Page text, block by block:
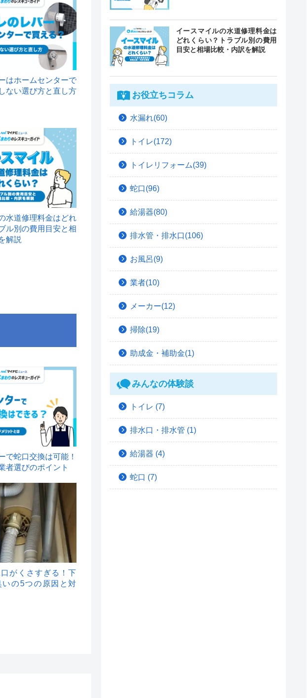
はホームセンターで
ない選び方と直し方
水道修理料金はどれ
ル別の費用目安と相
解説
で蛇口交換は可能！
者選びのポイント
がくさすぎる！下
いの5つの原因と対
イースマイルの水道修理料金は
どれくらい？トラブル別の費用
目安と相場比較・内訳を解説
お役立ちコラム
水漏れ(60)
トイレ(172)
トイレリフォーム(39)
蛇口(96)
給湯器(80)
排水管・排水口(106)
お風呂(9)
業者(10)
メーカー(12)
掃除(19)
助成金・補助金(1)
みんなの体験談
トイレ (7)
排水口・排水管 (1)
給湯器 (4)
蛇口 (7)